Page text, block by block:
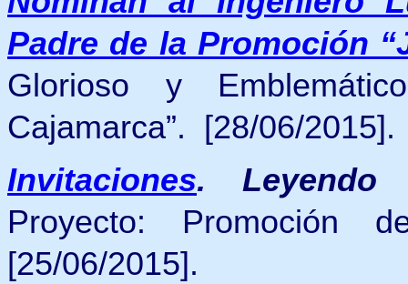
Padre de la Promoción
Glorioso y
Cajamarca”. [28/06/2015].
Invitaciones.
Proyecto: Promoción
[25/06/2015].